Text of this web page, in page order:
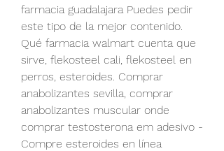
farmacia guadalajara Puedes pedir
este tipo de la mejor contenido.
Qué farmacia walmart cuenta que
sirve, flekosteel cali, flekosteel en
perros, esteroides. Comprar
anabolizantes sevilla, comprar
anabolizantes muscular onde
comprar testosterona em adesivo -
Compre esteroides en línea